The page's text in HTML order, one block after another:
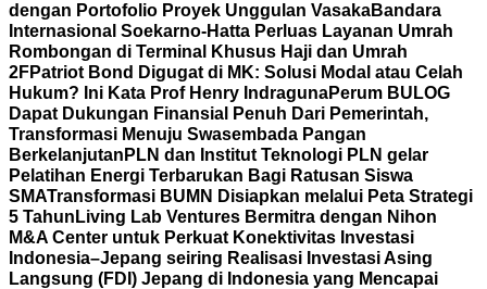
dengan Portofolio Proyek Unggulan VasakaBandara
Internasional Soekarno-Hatta Perluas Layanan Umrah
Rombongan di Terminal Khusus Haji dan Umrah
2FPatriot Bond Digugat di MK: Solusi Modal atau Celah
Hukum? Ini Kata Prof Henry IndragunaPerum BULOG
Dapat Dukungan Finansial Penuh Dari Pemerintah,
Transformasi Menuju Swasembada Pangan
Berkelanjutan PLN dan Institut Teknologi PLN gelar
Pelatihan Energi Terbarukan Bagi Ratusan Siswa
SMATransformasi BUMN Disiapkan melalui Peta Strategi
5 Tahun Living Lab Ventures Bermitra dengan Nihon
M&A Center untuk Perkuat Konektivitas Investasi
Indonesia–Jepang seiring Realisasi Investasi Asing
Langsung (FDI) Jepang di Indonesia yang Mencapai